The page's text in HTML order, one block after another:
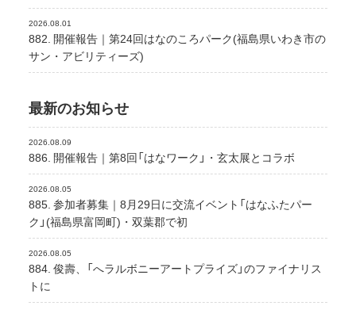
2026.08.01
882. 開催報告｜第24回はなのころパーク(福島県いわき市の
サン・アビリティーズ)
最新のお知らせ
2026.08.09
886. 開催報告｜第8回「はなワーク」・玄太展とコラボ
2026.08.05
885. 参加者募集｜8月29日に交流イベント「はなふたパー
ク」(福島県富岡町)・双葉郡で初
2026.08.05
884. 俊壽、「へラルボニーアートプライズ」のファイナリス
トに